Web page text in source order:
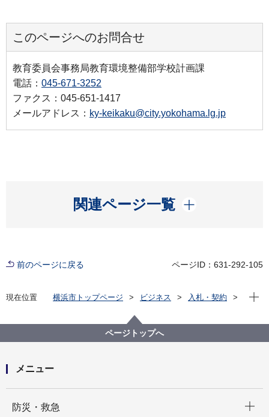
このページへのお問合せ
教育委員会事務局教育環境整備部学校計画課
電話： 045-671-3252
ファクス：045-651-1417
メールアドレス： ky-keikaku@city.yokohama.lg.jp
関連ページ一覧
開く
前のページに戻る ページID：631-292-105
現在位置 横浜市トップページ ビジネス
入札・契約
【入札結果掲載】上菅田笹の丘小学校スクールバス添
乗業務委託
現在
ページトップへ
メニュー
防災・救急